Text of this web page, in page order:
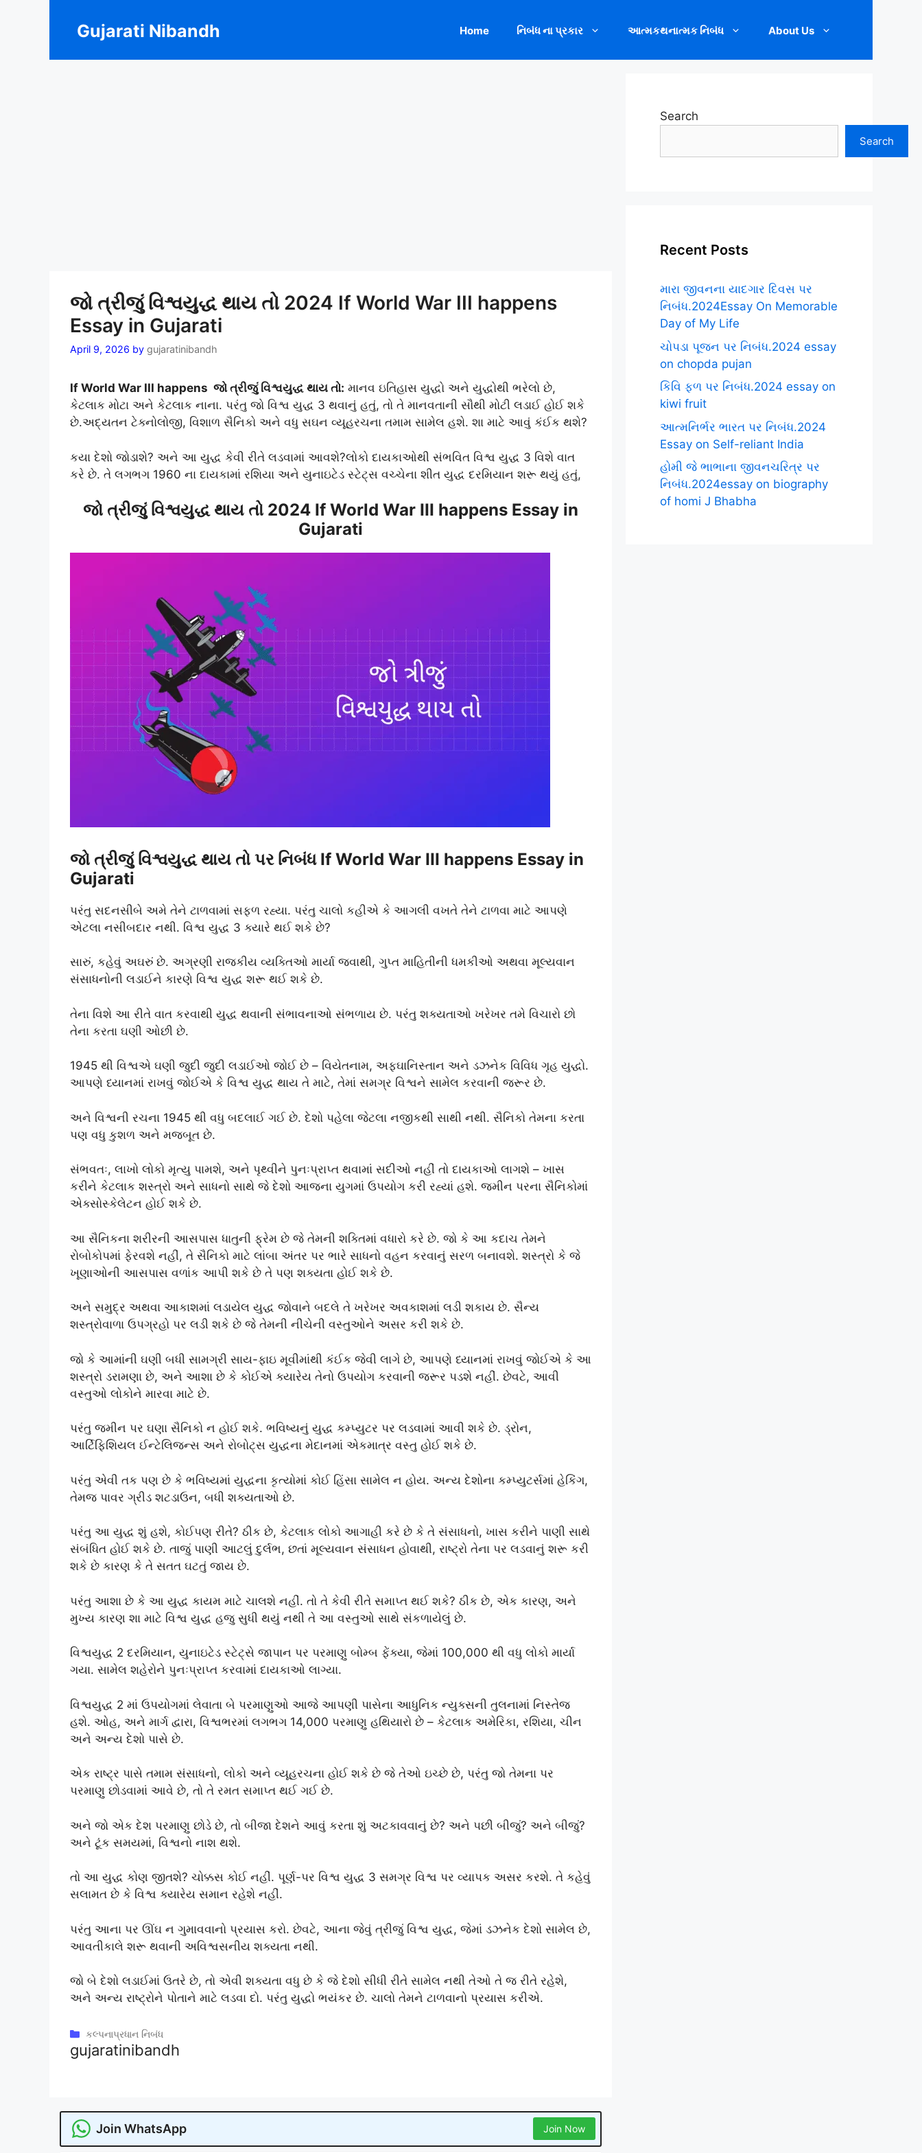
Gujarati Nibandh Home નિબંધ ના પ્રકાર આત્મકથનાત્મક નિબંધ About Us
જો ત્રીજું વિશ્વયુદ્ધ થાય તો 2024 If World War III happens
Essay in Gujarati
April 9, 2026 by gujaratinibandh
If World War III happens જો ત્રીજું વિશ્વયુદ્ધ થાય તો: માનવ ઇતિહાસ યુદ્ધો અને યુદ્ધોથી ભરેલો છે,
કેટલાક મોટા અને કેટલાક નાના. પરંતુ જો વિશ્વ યુદ્ધ 3 થવાનું હતું, તો તે માનવતાની સૌથી મોટી લડાઈ હોઈ શકે
છે.અદ્યતન ટેક્નોલોજી, વિશાળ સૈનિકો અને વધુ સઘન વ્યૂહરચના તમામ સામેલ હશે. શા માટે આવું કંઈક થશે?
કયા દેશો જોડાશે? અને આ યુદ્ધ કેવી રીતે લડવામાં આવશે?લોકો દાયકાઓથી સંભવિત વિશ્વ યુદ્ધ 3 વિશે વાત
કરે છે. તે લગભગ 1960 ના દાયકામાં રશિયા અને યુનાઇટેડ સ્ટેટ્સ વચ્ચેના શીત યુદ્ધ દરમિયાન શરૂ થયું હતું,
જો ત્રીજું વિશ્વયુદ્ધ થાય તો 2024 If World War III happens Essay in
Gujarati
જો ત્રીજું વિશ્વયુદ્ધ થાય તો પર નિબંધ If World War III happens Essay in
Gujarati
પરંતુ સદનસીબે અમે તેને ટાળવામાં સફળ રહ્યા. પરંતુ ચાલો કહીએ કે આગલી વખતે તેને ટાળવા માટે આપણે
એટલા નસીબદાર નથી. વિશ્વ યુદ્ધ 3 ક્યારે થઈ શકે છે?
સારું, કહેવું અઘરું છે. અગ્રણી રાજકીય વ્યક્તિઓ માર્યા જવાથી, ગુપ્ત માહિતીની ધમકીઓ અથવા મૂલ્યવાન
સંસાધનોની લડાઈને કારણે વિશ્વ યુદ્ધ શરૂ થઈ શકે છે.
તેના વિશે આ રીતે વાત કરવાથી યુદ્ધ થવાની સંભાવનાઓ સંભળાય છે. પરંતુ શક્યતાઓ ખરેખર તમે વિચારો છો
તેના કરતા ઘણી ઓછી છે.
1945 થી વિશ્વએ ઘણી જુદી જુદી લડાઈઓ જોઈ છે – વિયેતનામ, અફઘાનિસ્તાન અને ડઝનેક વિવિધ ગૃહ યુદ્ધો.
આપણે ધ્યાનમાં રાખવું જોઈએ કે વિશ્વ યુદ્ધ થાય તે માટે, તેમાં સમગ્ર વિશ્વને સામેલ કરવાની જરૂર છે.
અને વિશ્વની રચના 1945 થી વધુ બદલાઈ ગઈ છે. દેશો પહેલા જેટલા નજીકથી સાથી નથી. સૈનિકો તેમના કરતા
પણ વધુ કુશળ અને મજબૂત છે.
સંભવતઃ, લાખો લોકો મૃત્યુ પામશે, અને પૃથ્વીને પુનઃપ્રાપ્ત થવામાં સદીઓ નહીં તો દાયકાઓ લાગશે – ખાસ
કરીને કેટલાક શસ્ત્રો અને સાધનો સાથે જે દેશો આજના યુગમાં ઉપયોગ કરી રહ્યાં હશે. જમીન પરના સૈનિકોમાં
એક્સોસ્કેલેટન હોઈ શકે છે.
આ સૈનિકના શરીરની આસપાસ ધાતુની ફ્રેમ છે જે તેમની શક્તિમાં વધારો કરે છે. જો કે આ કદાચ તેમને
રોબોકોપમાં ફેરવશે નહીં, તે સૈનિકો માટે લાંબા અંતર પર ભારે સાધનો વહન કરવાનું સરળ બનાવશે. શસ્ત્રો કે જે
ખૂણાઓની આસપાસ વળાંક આપી શકે છે તે પણ શક્યતા હોઈ શકે છે.
અને સમુદ્ર અથવા આકાશમાં લડાયેલ યુદ્ધ જોવાને બદલે તે ખરેખર અવકાશમાં લડી શકાય છે. સૈન્ય
શસ્ત્રોવાળા ઉપગ્રહો પર લડી શકે છે જે તેમની નીચેની વસ્તુઓને અસર કરી શકે છે.
જો કે આમાંની ઘણી બધી સામગ્રી સાય-ફાઇ મૂવીમાંથી કંઈક જેવી લાગે છે, આપણે ધ્યાનમાં રાખવું જોઈએ કે આ
શસ્ત્રો ડરામણા છે, અને આશા છે કે કોઈએ ક્યારેય તેનો ઉપયોગ કરવાની જરૂર પડશે નહીં. છેવટે, આવી
વસ્તુઓ લોકોને મારવા માટે છે.
પરંતુ જમીન પર ઘણા સૈનિકો ન હોઈ શકે. ભવિષ્યનું યુદ્ધ કમ્પ્યુટર પર લડવામાં આવી શકે છે. ડ્રોન,
આર્ટિફિશિયલ ઈન્ટેલિજન્સ અને રોબોટ્સ યુદ્ધના મેદાનમાં એકમાત્ર વસ્તુ હોઈ શકે છે.
પરંતુ એવી તક પણ છે કે ભવિષ્યમાં યુદ્ધના કૃત્યોમાં કોઈ હિંસા સામેલ ન હોય. અન્ય દેશોના કમ્પ્યુટર્સમાં હેકિંગ,
તેમજ પાવર ગ્રીડ શટડાઉન, બધી શક્યતાઓ છે.
પરંતુ આ યુદ્ધ શું હશે, કોઈપણ રીતે? ઠીક છે, કેટલાક લોકો આગાહી કરે છે કે તે સંસાધનો, ખાસ કરીને પાણી સાથે
સંબંધિત હોઈ શકે છે. તાજું પાણી આટલું દુર્લભ, છતાં મૂલ્યવાન સંસાધન હોવાથી, રાષ્ટ્રો તેના પર લડવાનું શરૂ કરી
શકે છે કારણ કે તે સતત ઘટતું જાય છે.
પરંતુ આશા છે કે આ યુદ્ધ કાયમ માટે ચાલશે નહીં. તો તે કેવી રીતે સમાપ્ત થઈ શકે? ઠીક છે, એક કારણ, અને
મુખ્ય કારણ શા માટે વિશ્વ યુદ્ધ હજુ સુધી થયું નથી તે આ વસ્તુઓ સાથે સંકળાયેલું છે.
વિશ્વયુદ્ધ 2 દરમિયાન, યુનાઇટેડ સ્ટેટ્સે જાપાન પર પરમાણુ બોમ્બ ફેંક્યા, જેમાં 100,000 થી વધુ લોકો માર્યા
ગયા. સામેલ શહેરોને પુનઃપ્રાપ્ત કરવામાં દાયકાઓ લાગ્યા.
વિશ્વયુદ્ધ 2 માં ઉપયોગમાં લેવાતા બે પરમાણુઓ આજે આપણી પાસેના આધુનિક ન્યુક્સની તુલનામાં નિસ્તેજ
હશે. ઓહ, અને માર્ગ દ્વારા, વિશ્વભરમાં લગભગ 14,000 પરમાણુ હથિયારો છે – કેટલાક અમેરિકા, રશિયા, ચીન
અને અન્ય દેશો પાસે છે.
એક રાષ્ટ્ર પાસે તમામ સંસાધનો, લોકો અને વ્યૂહરચના હોઈ શકે છે જે તેઓ ઇચ્છે છે, પરંતુ જો તેમના પર
પરમાણુ છોડવામાં આવે છે, તો તે રમત સમાપ્ત થઈ ગઈ છે.
અને જો એક દેશ પરમાણુ છોડે છે, તો બીજા દેશને આવું કરતા શું અટકાવવાનું છે? અને પછી બીજું? અને બીજું?
અને ટૂંક સમયમાં, વિશ્વનો નાશ થશે.
તો આ યુદ્ધ કોણ જીતશે? ચોક્કસ કોઈ નહીં. પૂર્ણ-પર વિશ્વ યુદ્ધ 3 સમગ્ર વિશ્વ પર વ્યાપક અસર કરશે. તે કહેવું
સલામત છે કે વિશ્વ ક્યારેય સમાન રહેશે નહીં.
પરંતુ આના પર ઊંઘ ન ગુમાવવાનો પ્રયાસ કરો. છેવટે, આના જેવું ત્રીજું વિશ્વ યુદ્ધ, જેમાં ડઝનેક દેશો સામેલ છે,
આવતીકાલે શરૂ થવાની અવિશ્વસનીય શક્યતા નથી.
જો બે દેશો લડાઈમાં ઉતરે છે, તો એવી શક્યતા વધુ છે કે જે દેશો સીધી રીતે સામેલ નથી તેઓ તે જ રીતે રહેશે,
અને અન્ય રાષ્ટ્રોને પોતાને માટે લડવા દો. પરંતુ યુદ્ધો ભયંકર છે. ચાલો તેમને ટાળવાનો પ્રયાસ કરીએ.
Categories
કલ્પનાપ્રધાન નિબંધ
gujaratinibandh
Join WhatsApp Join Now
Search
Search
Recent Posts
મારા જીવનના યાદગાર દિવસ પર
નિબંધ.2024Essay On Memorable
Day of My Life
ચોપડા પૂજન પર નિબંધ.2024 essay
on chopda pujan
કિવિ ફળ પર નિબંધ.2024 essay on
kiwi fruit
આત્મનિર્ભર ભારત પર નિબંધ.2024
Essay on Self-reliant India
હોમી જે ભાભાના જીવનચરિત્ર પર
નિબંધ.2024essay on biography
of homi J Bhabha